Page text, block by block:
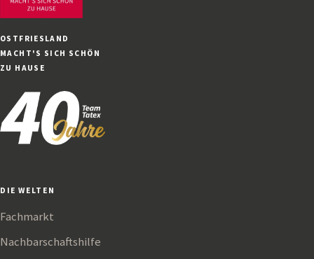
OSTFRIESLAND
MACHT'S SICH SCHÖN
ZU HAUSE
DIE WELTEN
Fachmarkt
Nachbarschaftshilfe